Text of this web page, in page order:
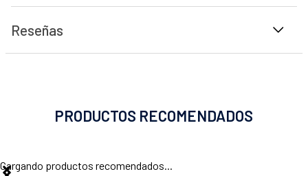
Reseñas
PRODUCTOS RECOMENDADOS
Cargando productos recomendados...